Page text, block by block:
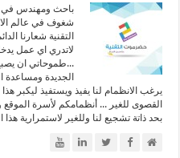
باحث ومهندس في
شغوف في عالم
التقنية شعارنا
لاتدري اي عمل
...طموحاتي ان يصبح
الجديدة
يرغب الانظمام لنا يفيذ ويستفيذ ليكبر
القصوى للغير ... أنظمامكم لأسرة الموقع
بحد ذاتة تشجيع لنا وللغير لاستمرارية هذا